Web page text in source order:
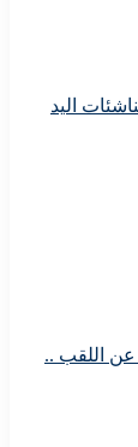
اليد
عن اللقب ..